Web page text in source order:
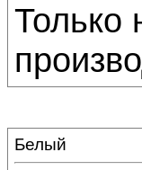
Только
Белый